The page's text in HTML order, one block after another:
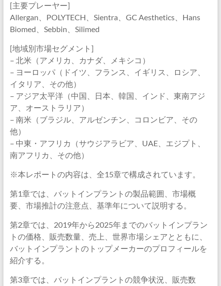
[主要プレーヤー]
Allergan、POLYTECH、Sientra、GC Aesthetics、Hans
Biomed、Sebbin、Silimed
[地域別市場セグメント]
– 北米（アメリカ、カナダ、メキシコ）
– ヨーロッパ（ドイツ、フランス、イギリス、ロシア、
イタリア、その他）
– アジア太平洋（中国、日本、韓国、インド、東南アジ
ア、オーストラリア）
– 南米（ブラジル、アルゼンチン、コロンビア、その
他）
– 中東・アフリカ（サウジアラビア、UAE、エジプト、
南アフリカ、その他）
※本レポートの内容は、全15章で構成されています。
第1章では、バットインプラントの製品範囲、市場概
要、市場推計の注意点、基準年について説明する。
第2章では、2019年から2025年までのバットインプラン
トの価格、販売数量、売上、世界市場シェアとともに、
バットインプラントのトップメーカーのプロフィールを
紹介する。
第3章では、バットインプラントの競争状況、販売数